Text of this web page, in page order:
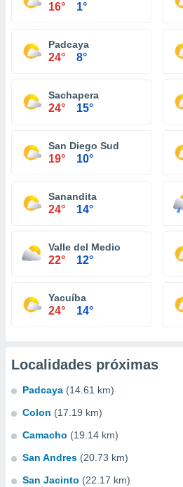
16° 1°
Padcaya
24° 8°
Sachapera
24° 15°
San Diego Sud
19° 10°
Sanandita
24° 14°
Valle del Medio
22° 12°
Yacuíba
24° 14°
Localidades próximas
Padcaya (14.61 km)
Colon (17.19 km)
Camacho (19.14 km)
San Andres (20.73 km)
San Jacinto (22.17 km)